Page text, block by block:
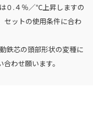
０.４％／℃上昇しますの
セットの使用条件に合わ
鉄芯の頭部形状の変種に
わせ願います。